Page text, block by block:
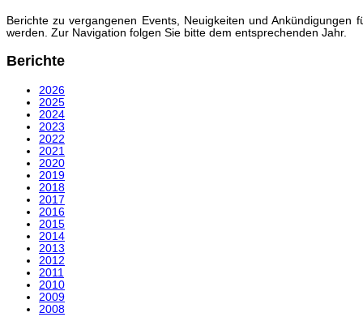
Berichte zu vergangenen Events, Neuigkeiten und
werden. Zur Navigation folgen Sie bitte dem entsprechenden Jahr.
Berichte
2026
2025
2024
2023
2022
2021
2020
2019
2018
2017
2016
2015
2014
2013
2012
2011
2010
2009
2008